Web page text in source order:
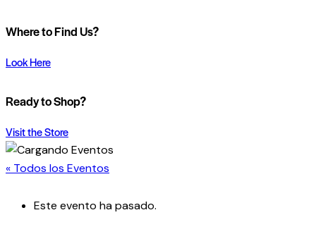
Where to Find Us?
Look Here
Ready to Shop?
Visit the Store
« Todos los Eventos
Este evento ha pasado.